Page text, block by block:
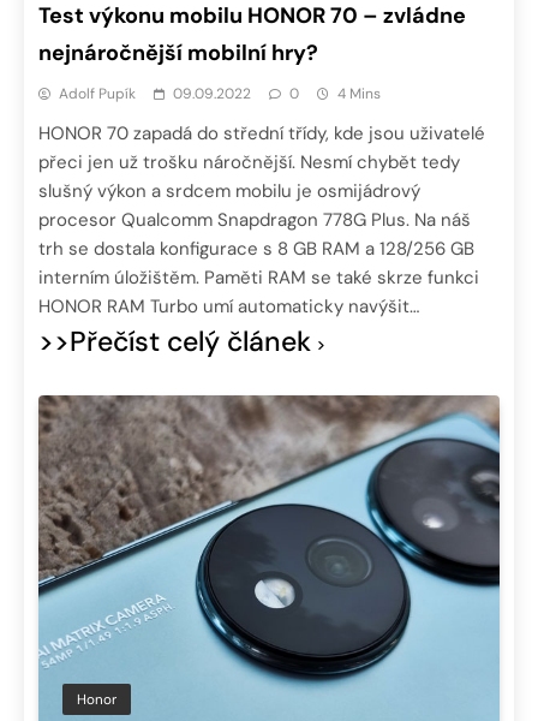
Test výkonu mobilu HONOR 70 – zvládne
nejnáročnější mobilní hry?
Adolf Pupík 09.09.2022 0 4 Mins
HONOR 70 zapadá do střední třídy, kde jsou uživatelé
přeci jen už trošku náročnější. Nesmí chybět tedy
slušný výkon a srdcem mobilu je osmijádrový
procesor Qualcomm Snapdragon 778G Plus. Na náš
trh se dostala konfigurace s 8 GB RAM a 128/256 GB
interním úložištěm. Paměti RAM se také skrze funkci
HONOR RAM Turbo umí automaticky navýšit…
>>Přečíst celý článek
Honor